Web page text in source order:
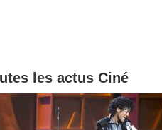
les actus Ciné